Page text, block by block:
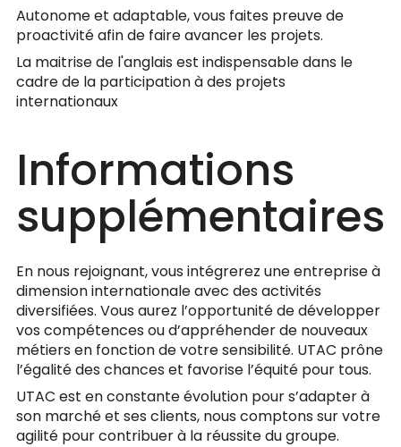
Autonome et adaptable, vous faites preuve de
proactivité afin de faire avancer les projets.
La maitrise de l'anglais est indispensable dans le
cadre de la participation à des projets
internationaux
Informations
supplémentaires
En nous rejoignant, vous intégrerez une entreprise à
dimension internationale avec des activités
diversifiées. Vous aurez l’opportunité de développer
vos compétences ou d’appréhender de nouveaux
métiers en fonction de votre sensibilité. UTAC prône
l’égalité des chances et favorise l’équité pour tous.
UTAC est en constante évolution pour s’adapter à
son marché et ses clients, nous comptons sur votre
agilité pour contribuer à la réussite du groupe.